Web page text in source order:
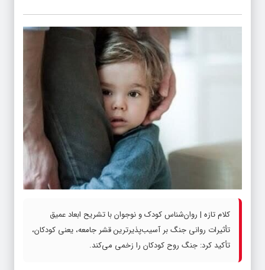
کلام تازه | روان‌شناس کودک و نوجوان با تشریح ابعاد عمیق
تأثیرات روانی جنگ بر آسیب‌پذیرترین قشر جامعه، یعنی کودکان،
تأکید کرد: جنگ روح کودکان را زخمی می‌کند.